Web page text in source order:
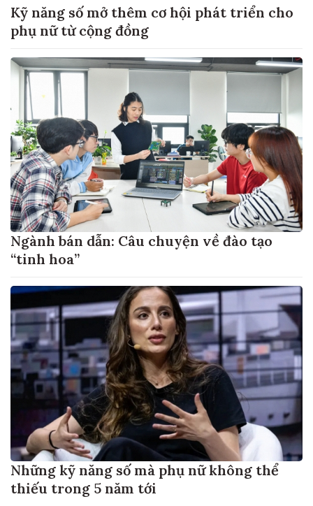
Kỹ năng số mở thêm cơ hội phát triển cho
phụ nữ từ cộng đồng
Ngành bán dẫn: Câu chuyện về đào tạo
“tinh hoa”
Những kỹ năng số mà phụ nữ không thể
thiếu trong 5 năm tới